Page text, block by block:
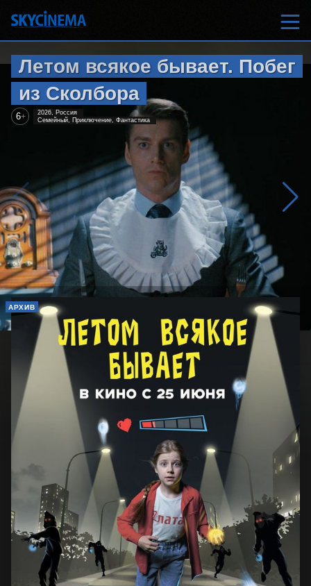
Летом всякое бывает. Побег
из Сколбора
6+
2026, Россия
Семейный, Приключение, Фантастика
АРХИВ